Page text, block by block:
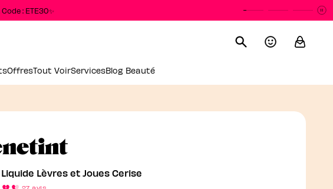
: ETE30✨
OffresTout VoirServicesBlog Beauté
Blush Liquide Lèvres Et
Lèvres et Joues Cerise